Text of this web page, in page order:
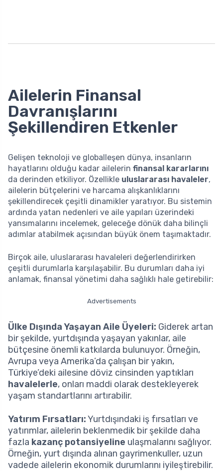
Ailelerin Finansal
Davranışlarını
Şekillendiren Etkenler
Gelişen teknoloji ve globalleşen dünya, insanların
hayatlarını olduğu kadar ailelerin finansal kararlarını
da derinden etkiliyor. Özellikle uluslararası havaleler,
ailelerin bütçelerini ve harcama alışkanlıklarını
şekillendirecek çeşitli dinamikler yaratıyor. Bu sistemin
ardında yatan nedenleri ve aile yapıları üzerindeki
yansımalarını incelemek, geleceğe dönük daha bilinçli
adımlar atabilmek açısından büyük önem taşımaktadır.
Birçok aile, uluslararası havaleleri değerlendirirken
çeşitli durumlarla karşılaşabilir. Bu durumları daha iyi
anlamak, finansal yönetimi daha sağlıklı hale getirebilir:
Advertisements
Ülke Dışında Yaşayan Aile Üyeleri: Giderek artan
bir şekilde, yurtdışında yaşayan yakınlar, aile
bütçesine önemli katkılarda bulunuyor. Örneğin,
Avrupa veya Amerika’da çalışan bir yakın,
Türkiye’deki ailesine döviz cinsinden yaptıkları
havalelerle, onları maddi olarak destekleyerek
yaşam standartlarını artırabilir.
Yatırım Fırsatları:Yurtdışındaki iş fırsatları ve
yatırımlar, ailelerin beklenmedik bir şekilde daha
fazla kazanç potansiyeline ulaşmalarını sağlıyor.
Örneğin, yurt dışında alınan gayrimenkuller, uzun
vadede ailelerin ekonomik durumlarını iyileştirebilir.